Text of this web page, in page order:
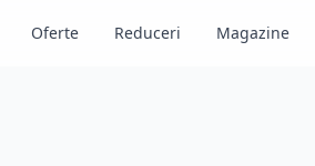
Oferte Reduceri Magazine